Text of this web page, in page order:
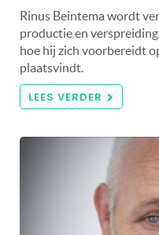
Rinus Beintema wordt
productie en
hoe hij zich voorbereidt
plaatsvindt.
LEES VERDER